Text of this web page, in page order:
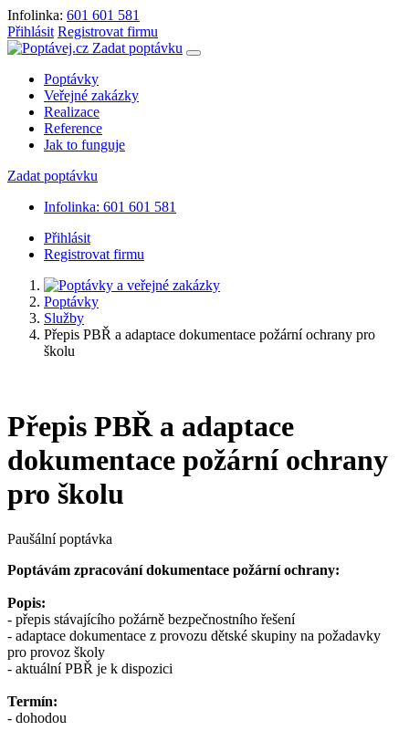
Infolinka: 601 601 581
Přihlásit Registrovat firmu
Zadat poptávku
Poptávky
Veřejné zakázky
Realizace
Reference
Jak to funguje
Zadat poptávku
Infolinka: 601 601 581
Přihlásit
Registrovat firmu
Poptávky
Služby
Přepis PBŘ a adaptace dokumentace požární ochrany pro
školu
Přepis PBŘ a adaptace
dokumentace požární ochrany
pro školu
Paušální poptávka
Poptávám zpracování dokumentace požární ochrany:
Popis:
- přepis stávajícího požárně bezpečnostního řešení
- adaptace dokumentace z provozu dětské skupiny na požadavky
pro provoz školy
- aktuální PBŘ je k dispozici
Termín:
- dohodou